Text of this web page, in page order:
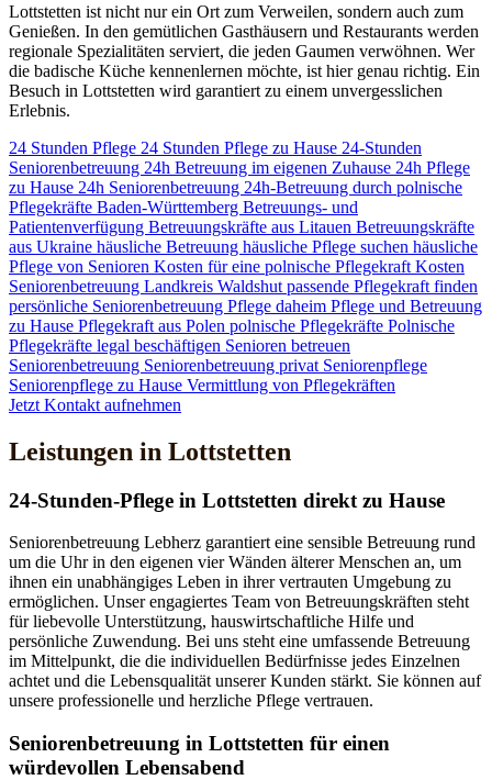
Lottstetten ist nicht nur ein Ort zum Verweilen, sondern auch zum
Genießen. In den gemütlichen Gasthäusern und Restaurants werden
regionale Spezialitäten serviert, die jeden Gaumen verwöhnen. Wer
die badische Küche kennenlernen möchte, ist hier genau richtig. Ein
Besuch in Lottstetten wird garantiert zu einem unvergesslichen
Erlebnis.
24 Stunden Pflege 24 Stunden Pflege zu Hause 24-Stunden
Seniorenbetreuung 24h Betreuung im eigenen Zuhause 24h Pflege
zu Hause 24h Seniorenbetreuung 24h-Betreuung durch polnische
Pflegekräfte Baden-Württemberg Betreuungs- und
Patientenverfügung Betreuungskräfte aus Litauen Betreuungskräfte
aus Ukraine häusliche Betreuung häusliche Pflege suchen häusliche
Pflege von Senioren Kosten für eine polnische Pflegekraft Kosten
Seniorenbetreuung Landkreis Waldshut passende Pflegekraft finden
persönliche Seniorenbetreuung Pflege daheim Pflege und Betreuung
zu Hause Pflegekraft aus Polen polnische Pflegekräfte Polnische
Pflegekräfte legal beschäftigen Senioren betreuen
Seniorenbetreuung Seniorenbetreuung privat Seniorenpflege
Seniorenpflege zu Hause Vermittlung von Pflegekräften
Jetzt Kontakt aufnehmen
Leistungen in Lottstetten
24-Stunden-Pflege in Lottstetten direkt zu Hause
Seniorenbetreuung Lebherz garantiert eine sensible Betreuung rund
um die Uhr in den eigenen vier Wänden älterer Menschen an, um
ihnen ein unabhängiges Leben in ihrer vertrauten Umgebung zu
ermöglichen. Unser engagiertes Team von Betreuungskräften steht
für liebevolle Unterstützung, hauswirtschaftliche Hilfe und
persönliche Zuwendung. Bei uns steht eine umfassende Betreuung
im Mittelpunkt, die die individuellen Bedürfnisse jedes Einzelnen
achtet und die Lebensqualität unserer Kunden stärkt. Sie können auf
unsere professionelle und herzliche Pflege vertrauen.
Senioren­betreuung in Lottstetten für einen
würdevollen Lebensabend